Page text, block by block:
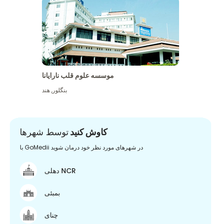
موسسه علوم قلب نارایانا
بنگلور,هند
کاوش کنیدتوسط شهرها
با GoMedii در شهرهای مورد نظر خود درمان شوید
دهلی NCR
بمبئی
چنای